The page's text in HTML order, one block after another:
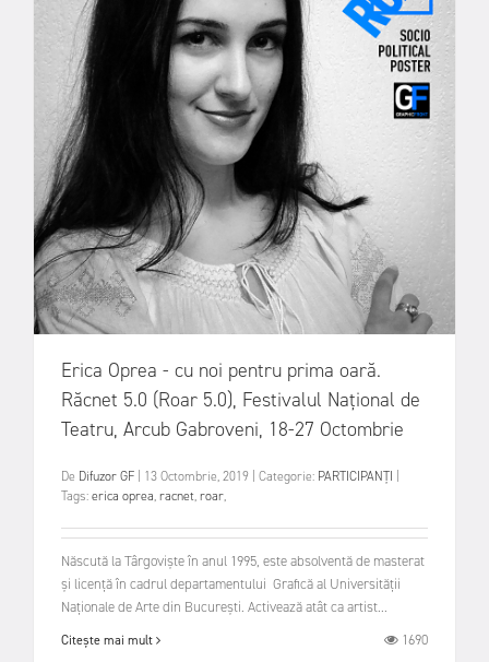
Erica Oprea - cu noi pentru prima oară.
Răcnet 5.0 (Roar 5.0), Festivalul Național de
Teatru, Arcub Gabroveni, 18-27 Octombrie
De Difuzor GF 13 Octombrie, 2019 Categorie: PARTICIPANȚI
Tags:erica oprea,racnet,roar,
Născută la Târgoviște în anul 1995, este absolventă de masterat
și licență în cadrul departamentului Grafică al Universității
Naționale de Arte din București. Activează atât ca artist...
Citește mai mult 1690